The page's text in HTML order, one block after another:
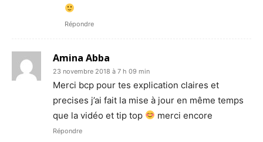
Répondre
Amina Abba
23 novembre 2018 à 7 h 09 min
Merci bcp pour tes explication claires et
precises j’ai fait la mise à jour en même temps
que la vidéo et tip top
merci encore
Répondre